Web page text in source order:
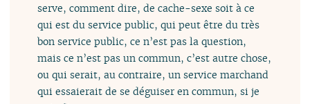
serve, comment dire, de cache-sexe soit à ce
qui est du service public, qui peut être du très
bon service public, ce n’est pas la question,
mais ce n’est pas un commun, c’est autre chose,
ou qui serait, au contraire, un service marchand
qui essaierait de se déguiser en commun, si je